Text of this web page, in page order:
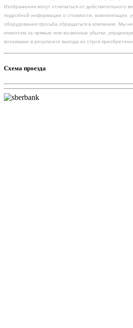
Изображения могут отличаться от действительного
подробной информации о стоимости, комплектации,
оборудования просьба обращаться в компанию. Мы
клиентом за прямые или косвенные убытки,
возникшие в результате выхода из строя
Схема проезда